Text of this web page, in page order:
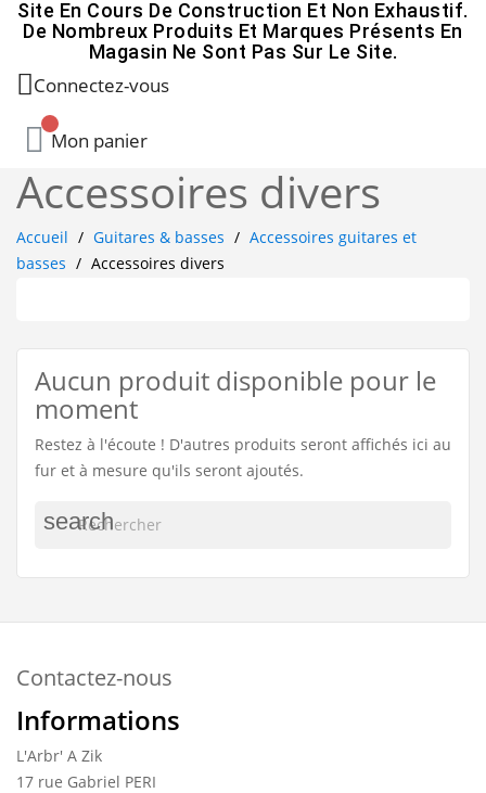
Site En Cours De Construction Et Non Exhaustif.
De Nombreux Produits Et Marques Présents En
Magasin Ne Sont Pas Sur Le Site.
Connectez-vous
Mon panier
Accessoires divers
Accueil Guitares & basses
Accessoires guitares et
basses
Accessoires divers
Aucun produit disponible pour le
moment
Restez à l'écoute ! D'autres produits seront affichés ici au
fur et à mesure qu'ils seront ajoutés.
search
Contactez-nous
Informations
L'Arbr' A Zik
17 rue Gabriel PERI